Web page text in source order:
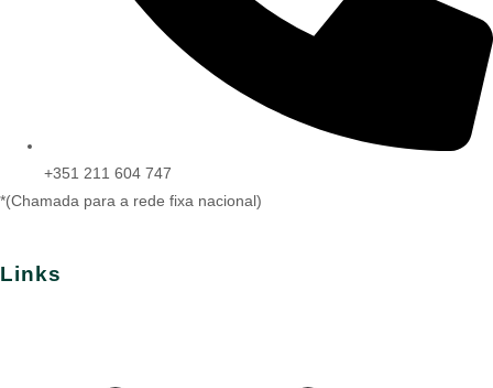
+351 211 604 747
*(Chamada para a rede fixa nacional)
Links